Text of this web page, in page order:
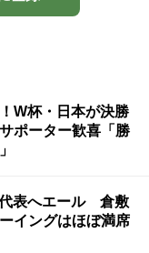
W杯・日本が決勝
ポーター歓喜「勝
表へエール 倉敷
イングはほぼ満席